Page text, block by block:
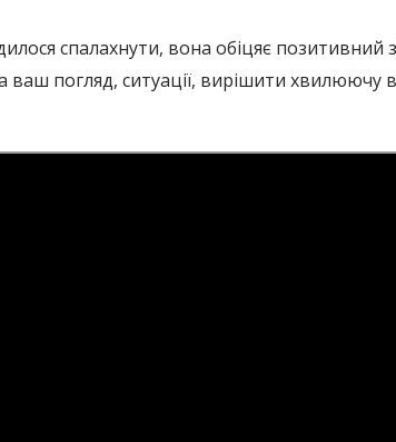
спалахнути, вона обіцяє позитивний
ваш погляд, ситуації, вирішити